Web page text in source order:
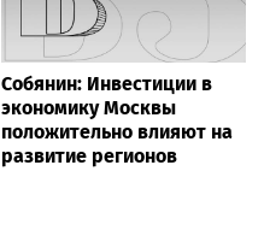
Собянин: Инвестиции в
экономику Москвы
положительно влияют на
развитие регионов